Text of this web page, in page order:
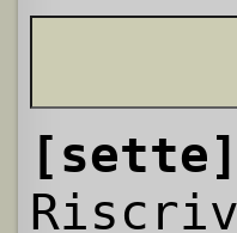
[sette]